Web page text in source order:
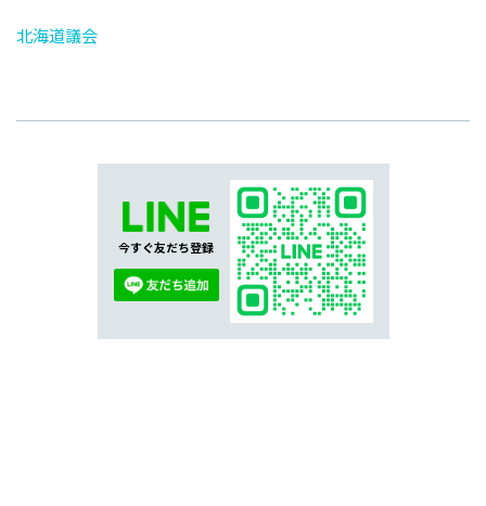
北海道議会
今すぐ友だち登録